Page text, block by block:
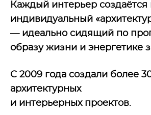
Каждый интерьер создаётся
индивидуальный
— идеально сидящий по
образу жизни и энергетике
С 2009 года создали более
архитектурных
и интерьерных проектов.